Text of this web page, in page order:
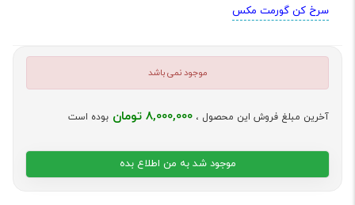
سرخ کن گورمت مکس
موجود نمی باشد
آخرین مبلغ فروش این محصول ، 8,000,000 تومان بوده است
موجود شد به من اطلاع بده